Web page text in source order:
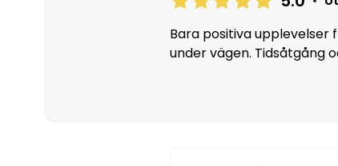
Bara positiva
under vägen. Tidsåtgång